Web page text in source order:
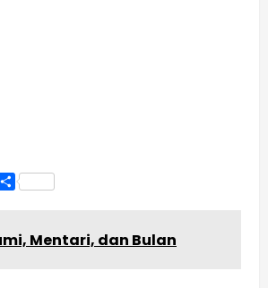
Share
Mentari, dan Bulan